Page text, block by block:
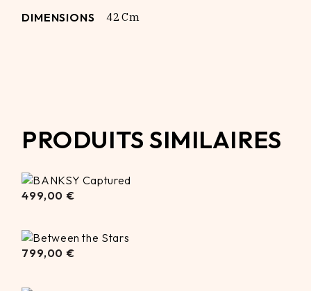
DIMENSIONS
42 Cm
PRODUITS SIMILAIRES
499,00 €
799,00 €